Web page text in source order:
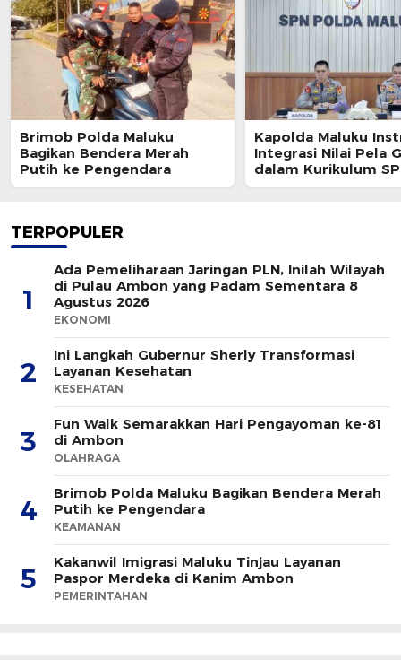
Brimob Polda Maluku
Bagikan Bendera Merah
Putih ke Pengendara
Kapolda Maluku
Integrasi Nilai Pela
dalam Kurikulum
TERPOPULER
1
Ada Pemeliharaan Jaringan PLN, Inilah Wilayah
di Pulau Ambon yang Padam Sementara 8
Agustus 2026
EKONOMI
2
Ini Langkah Gubernur Sherly Transformasi
Layanan Kesehatan
KESEHATAN
3
Fun Walk Semarakkan Hari Pengayoman ke-81
di Ambon
OLAHRAGA
4
Brimob Polda Maluku Bagikan Bendera Merah
Putih ke Pengendara
KEAMANAN
5
Kakanwil Imigrasi Maluku Tinjau Layanan
Paspor Merdeka di Kanim Ambon
PEMERINTAHAN